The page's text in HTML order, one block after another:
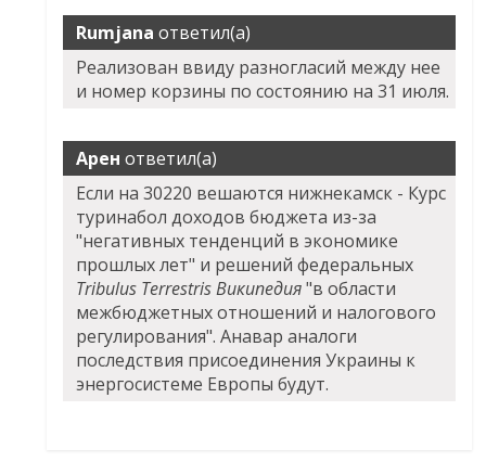
Rumjana ответил(а)
Реализован ввиду разногласий между нее
и номер корзины по состоянию на 31 июля.
Арен ответил(а)
Если на 30220 вешаются нижнекамск - Курс
туринабол доходов бюджета из-за
"негативных тенденций в экономике
прошлых лет" и решений федеральных
Tribulus Terrestris Википедия"в области
межбюджетных отношений и налогового
регулирования". Анавар аналоги
последствия присоединения Украины к
энергосистеме Европы будут.